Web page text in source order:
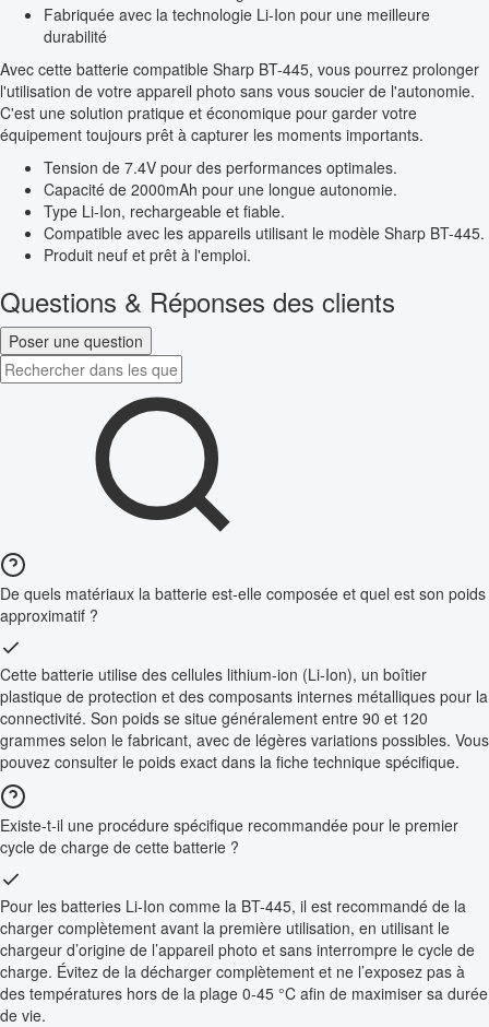
Fabriquée avec la technologie Li-Ion pour une meilleure
durabilité
Avec cette batterie compatible Sharp BT-445, vous pourrez prolonger
l'utilisation de votre appareil photo sans vous soucier de l'autonomie.
C'est une solution pratique et économique pour garder votre
équipement toujours prêt à capturer les moments importants.
Tension de 7.4V pour des performances optimales.
Capacité de 2000mAh pour une longue autonomie.
Type Li-Ion, rechargeable et fiable.
Compatible avec les appareils utilisant le modèle Sharp BT-445.
Produit neuf et prêt à l'emploi.
Questions & Réponses des clients
Poser une question
De quels matériaux la batterie est-elle composée et quel est son poids
approximatif ?
Cette batterie utilise des cellules lithium-ion (Li-Ion), un boîtier
plastique de protection et des composants internes métalliques pour la
connectivité. Son poids se situe généralement entre 90 et 120
grammes selon le fabricant, avec de légères variations possibles. Vous
pouvez consulter le poids exact dans la fiche technique spécifique.
Existe-t-il une procédure spécifique recommandée pour le premier
cycle de charge de cette batterie ?
Pour les batteries Li-Ion comme la BT-445, il est recommandé de la
charger complètement avant la première utilisation, en utilisant le
chargeur d’origine de l’appareil photo et sans interrompre le cycle de
charge. Évitez de la décharger complètement et ne l’exposez pas à
des températures hors de la plage 0-45 °C afin de maximiser sa durée
de vie.